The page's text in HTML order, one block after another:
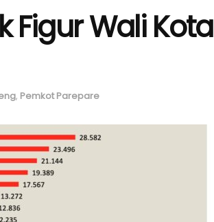
Figur Wali Kota
, Pemkot Parepare